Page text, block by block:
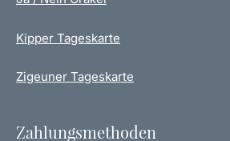
Kipper Tageskarte
Zigeuner Tageskarte
Zahlungsmethoden